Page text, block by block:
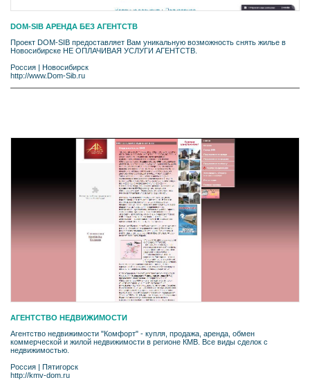
DOM-SIB АРЕНДА БЕЗ АГЕНТСТВ
Проект DOM-SIB предоставляет Вам уникальную возможность снять жилье в
Новосибирске НЕ ОПЛАЧИВАЯ УСЛУГИ АГЕНТСТВ.
Россия | Новосибирск
http://www.Dom-Sib.ru
АГЕНТСТВО НЕДВИЖИМОСТИ
Агентство недвижимости "Комфорт" - купля, продажа, аренда, обмен
коммерческой и жилой недвижимости в регионе КМВ. Все виды сделок с
недвижимостью.
Россия | Пятигорск
http://kmv-dom.ru